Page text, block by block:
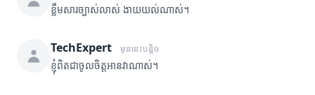
ខ្លឹមសារច្បាស់លាស់ ងាយយល់ណាស់។
TechExpert មុននេះបន្តិច
ខ្ញុំពិតជាចូលចិត្តអានវាណាស់។